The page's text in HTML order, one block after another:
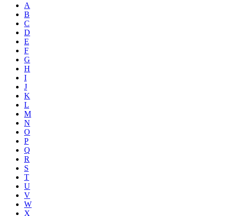
A
B
C
D
E
F
G
H
I
J
K
L
M
N
O
P
Q
R
S
T
U
V
W
X